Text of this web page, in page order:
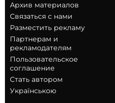
Архив материалов
Связаться с нами
Разместить рекламу
Партнерам и
рекламодателям
Пользовательское
соглашение
Стать автором
Українською